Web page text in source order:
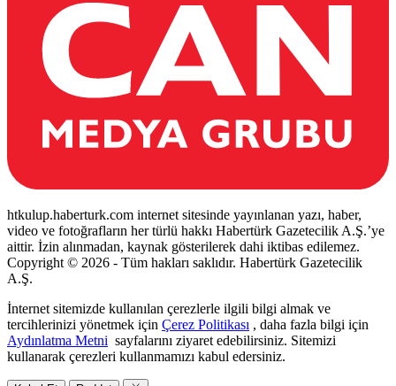
htkulup.haberturk.com internet sitesinde yayınlanan yazı, haber,
video ve fotoğrafların her türlü hakkı Habertürk Gazetecilik A.Ş.’ye
aittir. İzin alınmadan, kaynak gösterilerek dahi iktibas edilemez.
Copyright © 2026 - Tüm hakları saklıdır. Habertürk Gazetecilik
A.Ş.
İnternet sitemizde kullanılan çerezlerle ilgili bilgi almak ve
tercihlerinizi yönetmek için Çerez Politikası , daha fazla bilgi için
Aydınlatma Metni sayfalarını ziyaret edebilirsiniz. Sitemizi
kullanarak çerezleri kullanmamızı kabul edersiniz.